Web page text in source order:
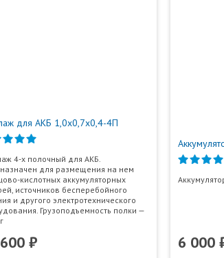
для АКБ 1,0х0,7х0,4-4П
4-х полочный для АКБ.
для размещения на нем
кислотных аккумуляторных
источников бесперебойного
и другого электротехнического
Грузоподъемность полки —
₽ 6 000
другим
приходить
модерацию.